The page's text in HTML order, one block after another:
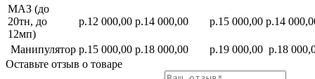
МАЗ (до
20тн, до
12мп)
р.12 000,00 р.14 000,00 р.15 000,00 р.14
Манипулятор р.15 000,00 р.18 000,00 р.19 000,00 р.18
Оставьте отзыв о товаре